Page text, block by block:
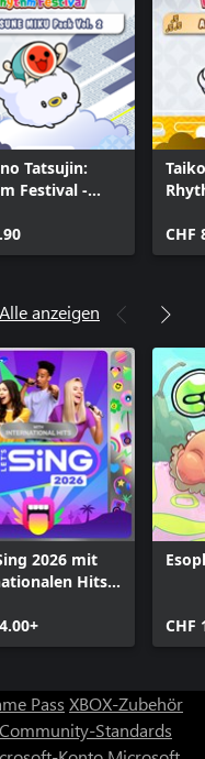
Tatsujin:
Festival -
CHF
Alle anzeigen
2026 mit
Hits –
CHF
Pass XBOX-Zubehör
Community-Standards